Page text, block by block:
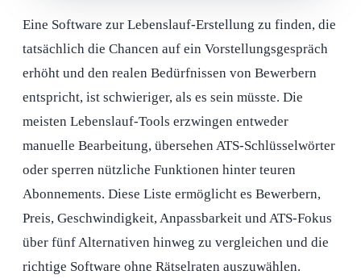
Eine Software zur Lebenslauf-Erstellung zu finden, die
tatsächlich die Chancen auf ein Vorstellungsgespräch
erhöht und den realen Bedürfnissen von Bewerbern
entspricht, ist schwieriger, als es sein müsste. Die
meisten Lebenslauf-Tools erzwingen entweder
manuelle Bearbeitung, übersehen ATS-Schlüsselwörter
oder sperren nützliche Funktionen hinter teuren
Abonnements. Diese Liste ermöglicht es Bewerbern,
Preis, Geschwindigkeit, Anpassbarkeit und ATS-Fokus
über fünf Alternativen hinweg zu vergleichen und die
richtige Software ohne Rätselraten auszuwählen.